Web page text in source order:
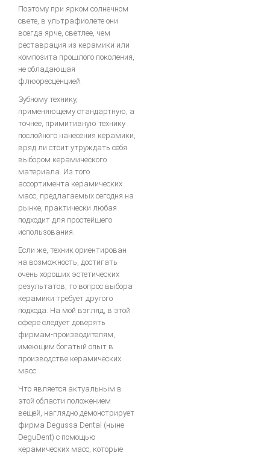
Поэтому при ярком солнечном
свете, в ультрафиолете они
всегда ярче, светлее, чем
реставрация из керамики или
композита прошлого поколения,
не обладающая
флюоресценцией.
Зубному технику,
применяющему стандартную, а
точнее, примитивную технику
послойного нанесения керамики,
вряд ли стоит утруждать себя
выбором керамического
материала. Из того
ассортимента керамических
масс, предлагаемых сегодня на
рынке, практически любая
подходит для простейшего
использования.
Если же, техник ориентирован
на возможность, достигать
очень хороших эстетических
результатов, то вопрос выбора
керамики требует другого
подхода. На мой взгляд, в этой
сфере следует доверять
фирмам-производителям,
имеющим богатый опыт в
производстве керамических
масс.
Что является актуальным в
этой области положением
вещей, наглядно демонстрирует
фирма Degussa Dental (ныне
DeguDent) с помощью
керамических масс, которые